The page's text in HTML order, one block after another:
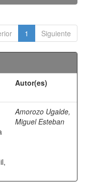
1 Siguiente
Autor(es)
Amorozo Ugalde,
Miguel Esteban